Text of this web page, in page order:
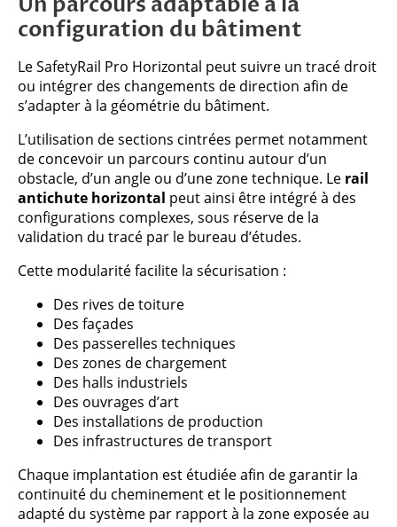
configuration du bâtiment
Le SafetyRail Pro Horizontal peut suivre un tracé droit
ou intégrer des changements de direction afin de
s’adapter à la géométrie du bâtiment.
L’utilisation de sections cintrées permet notamment
de concevoir un parcours continu autour d’un
obstacle, d’un angle ou d’une zone technique. Le rail
antichute horizontal peut ainsi être intégré à des
configurations complexes, sous réserve de la
validation du tracé par le bureau d’études.
Cette modularité facilite la sécurisation :
Des rives de toiture
Des façades
Des passerelles techniques
Des zones de chargement
Des halls industriels
Des ouvrages d’art
Des installations de production
Des infrastructures de transport
Chaque implantation est étudiée afin de garantir la
continuité du cheminement et le positionnement
adapté du système par rapport à la zone exposée au